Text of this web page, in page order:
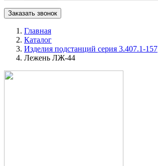
Заказать звонок
Главная
Каталог
Изделия подстанций серия 3.407.1-157
Лежень ЛЖ-44